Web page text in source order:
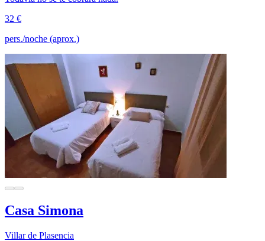
32 €
pers./noche (aprox.)
Casa Simona
Villar de Plasencia